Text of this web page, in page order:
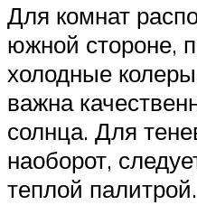
Для комнат
южной стороне,
холодные
важна
солнца. Для
наоборот,
теплой палитрой.